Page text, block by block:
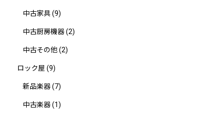
中古家具(9)
中古厨房機器(2)
中古その他(2)
ロック屋 (9)
新品楽器(7)
中古楽器(1)